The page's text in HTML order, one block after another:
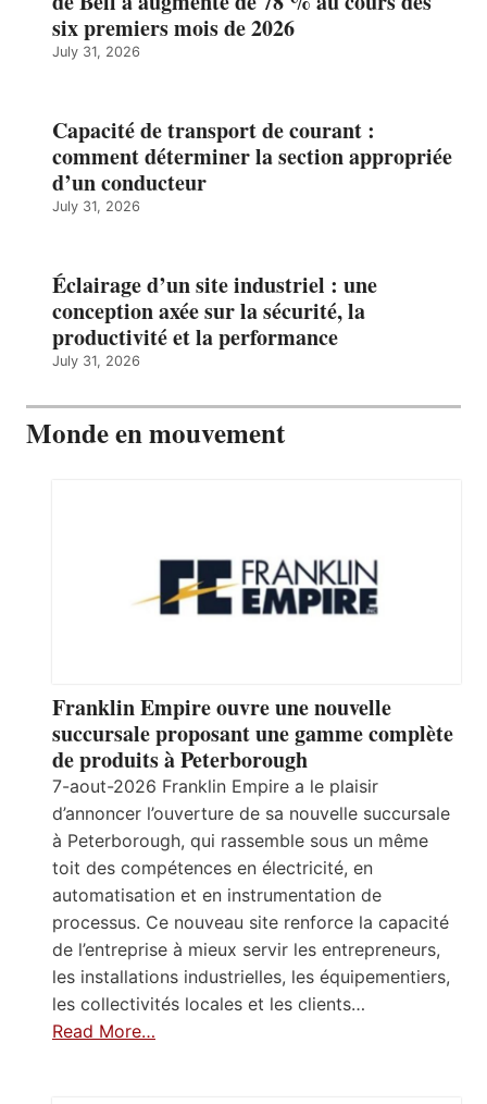
six premiers mois de 2026
July 31, 2026
Capacité de transport de courant :
comment déterminer la section appropriée
d’un conducteur
July 31, 2026
Éclairage d’un site industriel : une
conception axée sur la sécurité, la
productivité et la performance
July 31, 2026
Monde en mouvement
Franklin Empire ouvre une nouvelle
succursale proposant une gamme complète
de produits à Peterborough
7-aout-2026 Franklin Empire a le plaisir
d’annoncer l’ouverture de sa nouvelle succursale
à Peterborough, qui rassemble sous un même
toit des compétences en électricité, en
automatisation et en instrumentation de
processus. Ce nouveau site renforce la capacité
de l’entreprise à mieux servir les entrepreneurs,
les installations industrielles, les équipementiers,
les collectivités locales et les clients…
Read More…